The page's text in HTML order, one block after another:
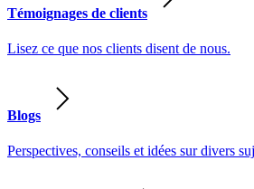
Témoignages de clients
Lisez ce que nos clients disent de nous.
Blogs
Perspectives, conseils et idées sur divers